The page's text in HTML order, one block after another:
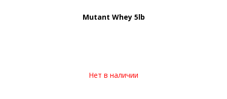
Mutant Whey 5lb
Нет в наличии